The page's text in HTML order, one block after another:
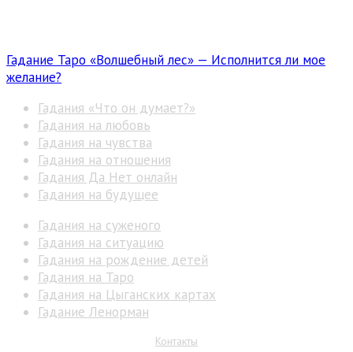
Гадание Таро «Волшебный лес» — Исполнится ли мое
желание?
Гадания «Что он думает?»
Гадания на любовь
Гадания на чувства
Гадания на отношения
Гадания Да Нет онлайн
Гадания на будущее
Гадания на суженого
Гадания на ситуацию
Гадания на рождение детей
Гадания на Таро
Гадания на Цыганских картах
Гадание Ленорман
Контакты